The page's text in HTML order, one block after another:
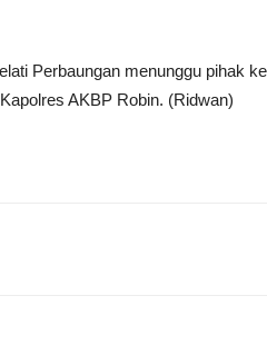
Perbaungan menunggu pihak
AKBP Robin. (Ridwan)